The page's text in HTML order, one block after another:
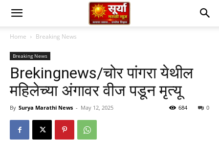
Home Breaking News
Breaking News
Brekingnews/चोर पांगरा येथील
महिलेच्या अंगावर वीज पडून मृत्यू
By Surya Marathi News - May 12, 2025 0
684